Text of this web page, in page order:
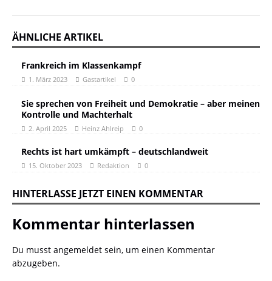
ÄHNLICHE ARTIKEL
Frankreich im Klassenkampf
1. März 2023 Gastartikel 0
Sie sprechen von Freiheit und Demokratie – aber meinen
Kontrolle und Machterhalt
2. April 2025 Heinz Ahlreip 0
Rechts ist hart umkämpft – deutschlandweit
15. Oktober 2023 Redaktion 0
HINTERLASSE JETZT EINEN KOMMENTAR
Kommentar hinterlassen
Du musst angemeldet sein, um einen Kommentar
abzugeben.